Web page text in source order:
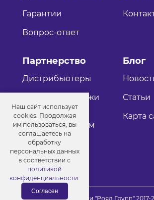
Гарантии
Вопрос-ответ
Партнерство
Дистрибьютеры
Оптовые продажи
Как стать
дистрибьютером
Блог
Статьи
Карта
© Порошковые краски "Роял Групп" 2017-
Наш сайт использует
cookies. Продолжая
им пользоваться, вы
соглашаетесь на
обработку
персональных данных
в соответствии с
политикой
конфиденциальности.
Согласен